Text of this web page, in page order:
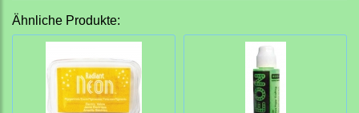
Ähnliche Produkte: